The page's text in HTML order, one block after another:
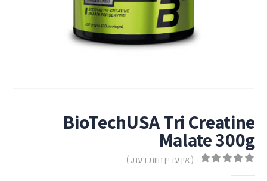
BioTechUSA Tri Creatine
Malate 300g
( אין עדיין חוות דעת. )